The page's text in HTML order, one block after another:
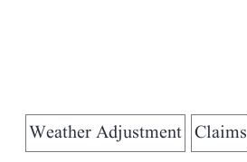
Claims
Weather Adjustment